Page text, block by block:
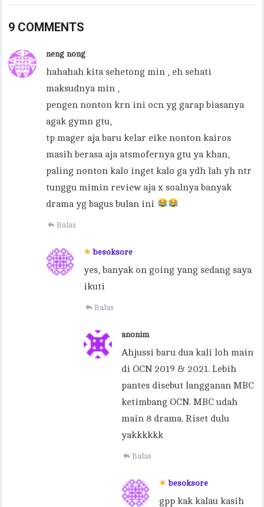
9 COMMENTS
neng nong
hahahah kita sehetong min , eh sehati
maksudnya min ,
pengen nonton krn ini ocn yg garap biasanya
agak gymn gtu,
tp mager aja baru kelar eike nonton kairos
masih berasa aja atsmofernya gtu ya khan,
paling nonton kalo inget kalo ga ydh lah yh ntr
tunggu mimin review aja x soalnya banyak
drama yg bagus bulan ini
Balas
besoksore
yes, banyak on going yang sedang saya
ikuti
Balas
anonim
Ahjussi baru dua kali loh main
di OCN 2019 & 2021. Lebih
pantes disebut langganan MBC
ketimbang OCN. MBC udah
main 8 drama. Riset dulu
yakkkkkk
Balas
besoksore
gpp kak kalau kasih